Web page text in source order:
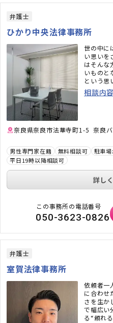
弁護士
ひかり中央法律事務所
世の中に
い思いを
はそんな
いものと
という思
相談内
奈良県奈良市法華寺町1-5 奈良
男性専門家在籍 無料相談可 駐車
平日19時以降相談可
詳し
この事務所の電話番号
050-3623-0826
弁護士
室賀法律事務所
依頼者一
に合わせ
さを生か
で幅広い
る“頼れ